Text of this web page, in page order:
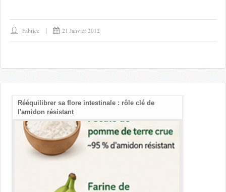
Fabrice 21 Janvier 2012
Rééquilibrer sa flore intestinale : rôle clé de
l'amidon résistant